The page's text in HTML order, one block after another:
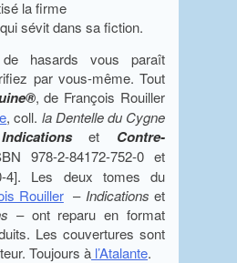
la firme
sévit dans sa fiction.
hasards vous paraît
par vous-même. Tout
, de François Rouiller
, coll. la Dentelle du Cygne
Indicationset Contre-
978-2-84172-752-0 et
4]. Les deux tomes du
Rouiller– Indications et
– ont reparu en format
Les couvertures sont
Toujours à l’Atalante.